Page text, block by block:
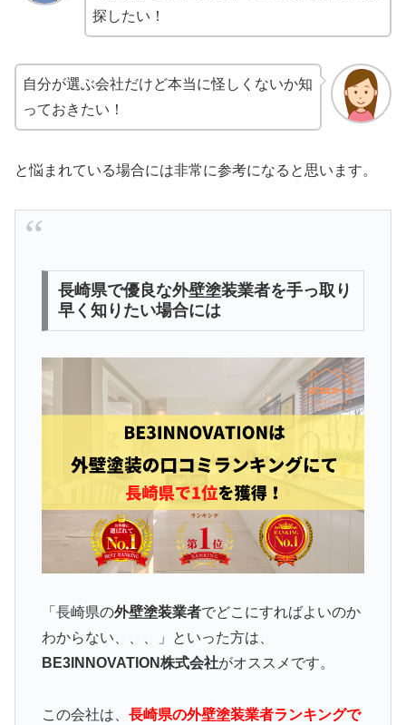
探したい！
自分が選ぶ会社だけど本当に怪しくないか知
っておきたい！
と悩まれている場合には非常に参考になると思います。
長崎県で優良な外壁塗装業者を手っ取り
早く知りたい場合には
「長崎県の外壁塗装業者でどこにすればよいのか
わからない、、、」といった方は、
BE3INNOVATION株式会社がオススメです。
この会社は、 長崎県の外壁塗装業者ランキングで